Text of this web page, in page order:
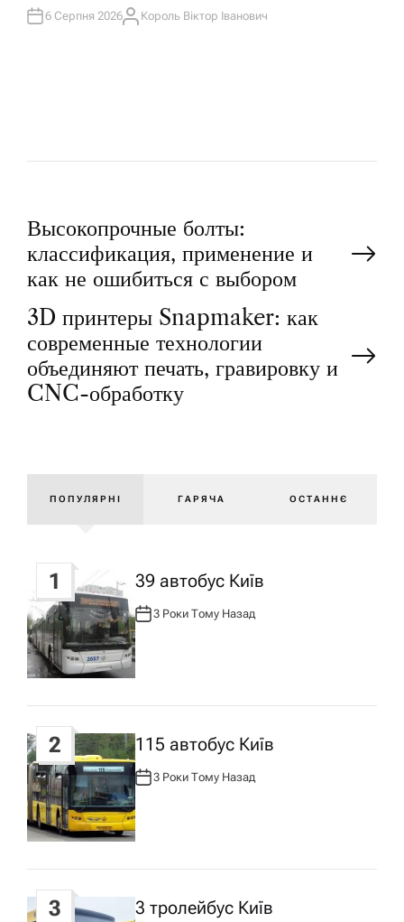
А
Т
6 Серпня 2026А
Король Віктор Іванович
Н
а
в
і
а
ц
і
я
з
а
п
и
с
у
Высокопрочные болты:
классификация, применение и
как не ошибиться с выбором
3D принтеры Snapmaker: как
современные технологии
объединяют печать, гравировку и
CNC-обработку
ПОПУЛЯРНІ ГАРЯЧА ОСТАННЄ
1 39 автобус Київ
А
В
Т
О
Р
:
3 Роки Тому Назад
2 115 автобус Київ
А
Т
О
Р
:
3 Роки Тому Назад
3 3 тролейбус Київ